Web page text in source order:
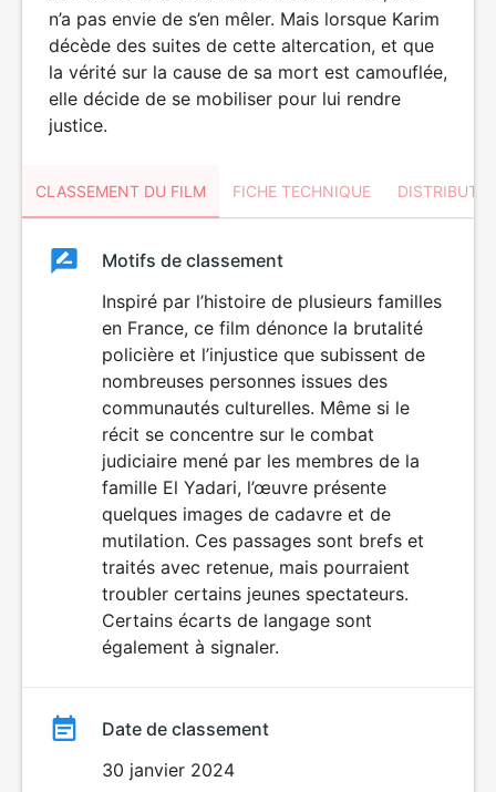
n’a pas envie de s’en mêler. Mais lorsque Karim
décède des suites de cette altercation, et que
la vérité sur la cause de sa mort est camouflée,
elle décide de se mobiliser pour lui rendre
justice.
CLASSEMENT DU FILM FICHE TECHNIQUE
ClassementClassement
DÉCONSEILLÉ
AUX JEUNES
ENFANTS
Motifs de classement
Inspiré par l’histoire de plusieurs familles
en France, ce film dénonce la brutalité
policière et l’injustice que subissent de
nombreuses personnes issues des
communautés culturelles. Même si le
récit se concentre sur le combat
judiciaire mené par les membres de la
famille El Yadari, l’œuvre présente
quelques images de cadavre et de
mutilation. Ces passages sont brefs et
traités avec retenue, mais pourraient
troubler certains jeunes spectateurs.
Certains écarts de langage sont
également à signaler.
Date de classement
30 janvier 2024